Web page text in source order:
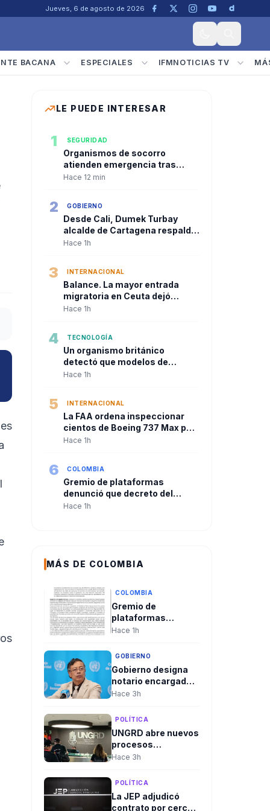
Jueves, 6 de agosto de 2026
BACANA ESPECIALES IFMNOTICIAS TV
LE PUEDE INTERESAR
1 SEGURIDAD
Organismos de socorro
atienden emergencia tras
explosión en una mina de
Hace 12 min
2 GOBIERNO
Desde Cali, Dumek Turbay
alcalde de Cartagena respaldó
la descentralización durante la
Hace 1h
3 INTERNACIONAL
Balance. La mayor entrada
migratoria en Ceuta dejó
decenas de muertos y desató
Hace 1h
4 TECNOLOGÍA
Un organismo británico
detectó que modelos de
inteligencia artificial
seguridad
Hace 1h
5 INTERNACIONAL
La FAA ordena inspeccionar
cientos de Boeing 737 Max por
grietas en el fuselaje
Hace 1h
6 COLOMBIA
Gremio de plataformas
denunció que decreto del
Gobierno Petro “hace trizas”
Hace 1h
MÁS DE COLOMBIA
COLOMBIA
Gremio de
plataformas
denunció que
Gobierno Petro
“hace trizas”
acuerdo sobre
seguridad social de
repartidores
Hace 1h
GOBIERNO
Gobierno designa
notario encargado
en Soacha tras
titular
Hace 3h
POLÍTICA
UNGRD abre nuevos
procesos
contractuales a un
gobierno y
aumentan los
cuestionamientos
Hace 3h
POLÍTICA
La JEP adjudicó
contrato por cerca